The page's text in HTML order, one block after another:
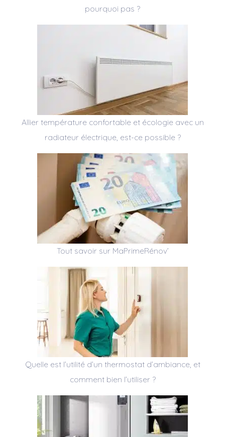
pourquoi pas ?
Allier température confortable et écologie avec un
radiateur électrique, est-ce possible ?
Tout savoir sur MaPrimeRénov’
Quelle est l’utilité d’un thermostat d’ambiance, et
comment bien l’utiliser ?